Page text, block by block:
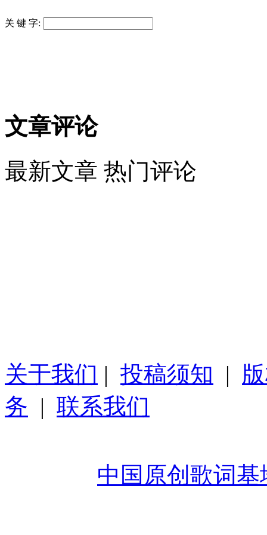
关 键 字:
文章评论
最新文章 热门评论
关于我们 | 投稿须知 |
务 | 联系我们
中国原创歌词基